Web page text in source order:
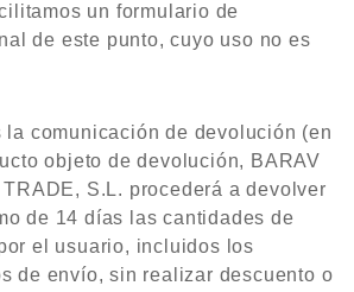
un formulario de
de este punto, cuyo uso no es
la comunicación de devolución (en
objeto de devolución, BARAV
TRADE, S.L. procederá a devolver
de 14 días las cantidades de
el usuario, incluidos los
de envío, sin realizar descuento o